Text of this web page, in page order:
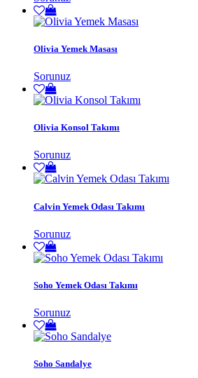
Olivia Yemek Masası
Sorunuz
Olivia Konsol Takımı
Sorunuz
Calvin Yemek Odası Takımı
Sorunuz
Soho Yemek Odası Takımı
Sorunuz
Soho Sandalye